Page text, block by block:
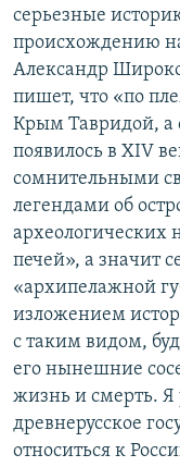
серьезные
происхождению
Александр
пишет, что «по
Крым Тавридой, а
появилось в XIV
сомнительными
легендами об
археологических
печей», а значит
«архипелажной
изложением
с таким видом,
его нынешние
жизнь и смерть. Я
древнерусское
относиться к